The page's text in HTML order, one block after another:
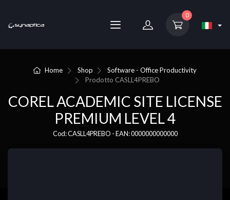
0
Home Shop
Software - Office Productivity
Prodotto CASLL4PREBO
COREL ACADEMIC SITE LICENSE
PREMIUM LEVEL 4
Cod: CASLL4PREBO - EAN: 0000000000000